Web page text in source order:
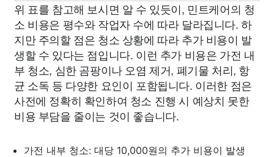
위 표를 참고해 보시면 알 수 있듯이, 민트케어의 청
소 비용은 평수와 작업자 수에 따라 달라집니다. 하
지만 주의할 점은 청소 상황에 따라 추가 비용이 발
생할 수 있다는 점입니다. 이런 추가 비용은 가전 내
부 청소, 심한 곰팡이나 오염 제거, 폐기물 처리, 항
균 소독 등 다양한 요인이 포함됩니다. 이러한 점은
사전에 정확히 확인하여 청소 진행 시 예상치 못한
비용 부담을 줄이는 것이 좋습니다.
가전 내부 청소: 대당 10,000원의 추가 비용이 발생